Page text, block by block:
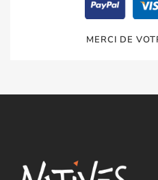
MERCI DE